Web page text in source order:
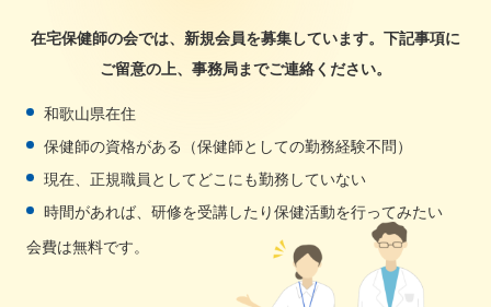
在宅保健師の会では、新規会員を募集しています。下記事項に
ご留意の上、事務局までご連絡ください。
和歌山県在住
保健師の資格がある（保健師としての勤務経験不問）
現在、正規職員としてどこにも勤務していない
時間があれば、研修を受講したり保健活動を行ってみたい
会費は無料です。